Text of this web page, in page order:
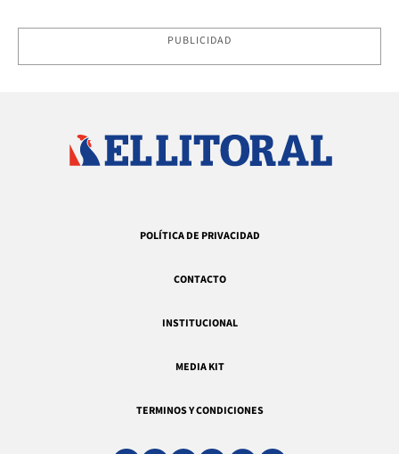
PUBLICIDAD
POLÍTICA DE PRIVACIDAD
CONTACTO
INSTITUCIONAL
MEDIA KIT
TERMINOS Y CONDICIONES